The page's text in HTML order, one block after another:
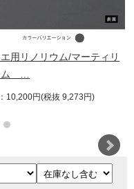
用リノリウム/マーティリ
ム …
10,200円(税抜 9,273円)